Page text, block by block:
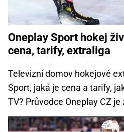
Oneplay Sport hokej
cena, tarify, extraliga
Televizní domov hokejové
Sport, jaká je cena a tarify,
TV? Průvodce Oneplay CZ je